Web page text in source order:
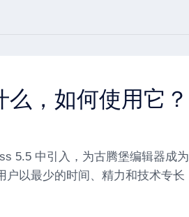
，如何使用它？
5.5 中引入，为古腾堡编辑器成为
户以最少的时间、精力和技术专长